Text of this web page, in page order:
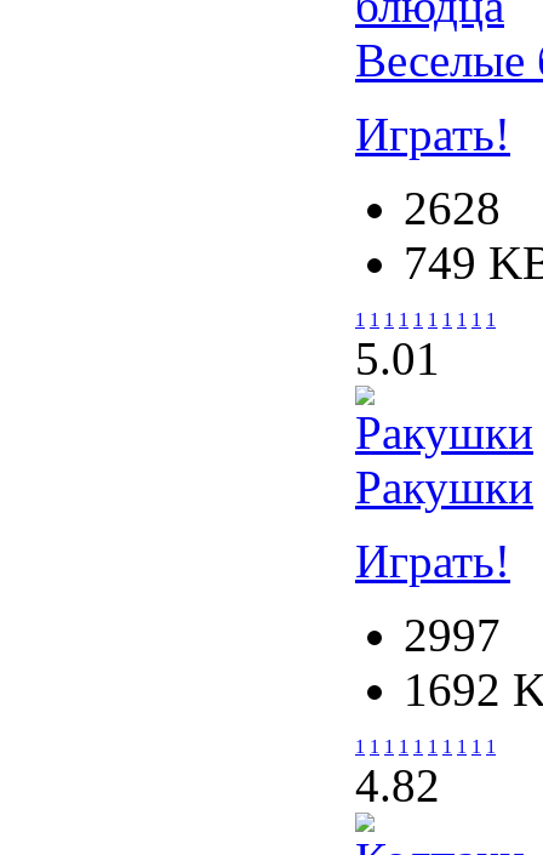
Веселые
Играть!
2628
749
1 1 1 1 1 1 1 1 1 1
5.01
Ракушки
Играть!
2997
1692
1 1 1 1 1 1 1 1 1 1
4.82